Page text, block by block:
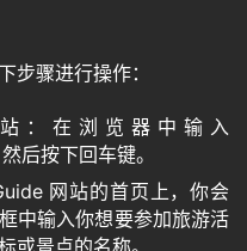
步骤进行操作：
站：在浏览器中输入
后按下回车键。
网站的首页上，你会
中输入你想要参加旅游活